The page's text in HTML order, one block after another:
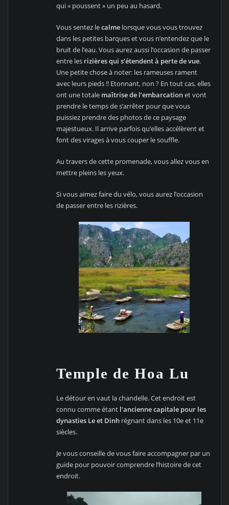
qui « poussent » un peu au hasard.
Vous sentez lecalme lorsque vous vous trouvez
dans les petites barques et vous n’entendez que le
bruit de l’eau. Vous aurez aussi l’occasion de passer
entre les rizières qui s’étendent à perte de vue.
Une petite chose à noter: les rameuses rament
avec leurs pieds !! Etonnant, non ? En tout cas, elles
ont une totale maîtrise de l’embarcationet vont
prendre le temps de s’arrêter pour que vous
puissiez prendre des photos de ce paysage
majestueux. Il arrive parfois qu’elles accélèrent et
font des virages à vous couper le souffle.
Au travers de cette promenade, vous allez vous en
mettre pleins les yeux.
Si vous aimez faire du vélo, vous aurez l’occasion
de passer entre les rizières.
Temple de Hoa Lu
Le détour en vaut la chandelle. Cet endroit est
connu comme étant l’ancienne capitale pour les
dynasties Le et Dinh régnant dans les 10e et 11e
siècles.
Je vous conseille de vous faire accompagner par un
guide pour pouvoir comprendre l’histoire de cet
endroit.